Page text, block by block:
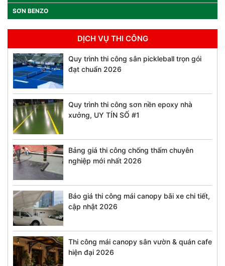
SƠN BENZO
DỊCH VỤ THI CÔNG
Quy trình thi công sân pickleball trọn gói
đạt chuẩn 2026
Quy trình thi công sơn nền epoxy nhà
xưởng, UY TÍN SỐ #1
Bảng giá thi công chống thấm chuyên
nghiệp mới nhất 2026
Báo giá thi công mái canopy bãi xe chi tiết,
cập nhật 2026
Thi công mái canopy sân vườn & quán cafe
hiện đại 2026